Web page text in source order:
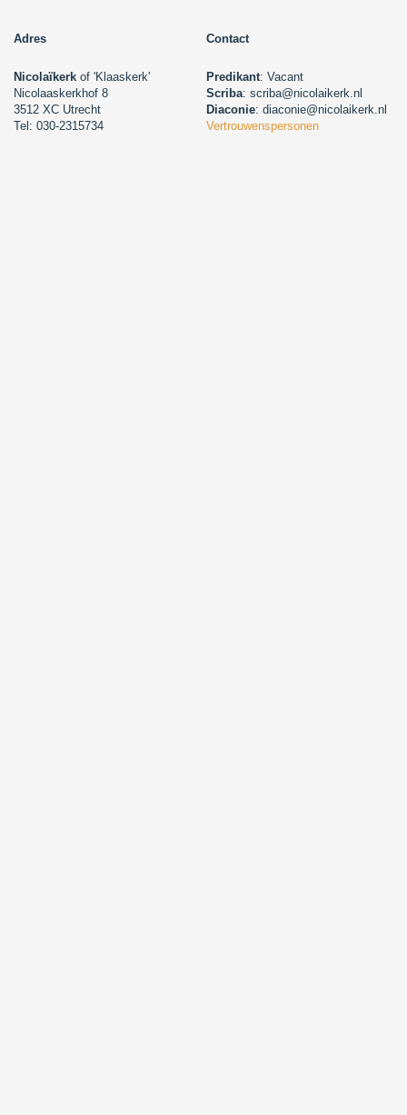
Adres Contact
Nicolaïkerk of 'Klaaskerk'
Nicolaaskerkhof 8
3512 XC Utrecht
Tel: 030-2315734
Predikant: Vacant
Scriba: scriba@nicolaikerk.nl
Diaconie: diaconie@nicolaikerk.nl
Vertrouwenspersonen